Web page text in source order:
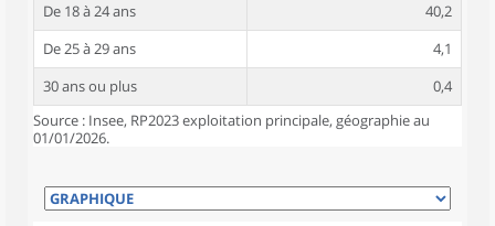
De 18 à 24 ans
40,2
De 25 à 29 ans
4,1
30 ans ou plus
0,4
Source : Insee, RP2023 exploitation principale, géographie au
01/01/2026.